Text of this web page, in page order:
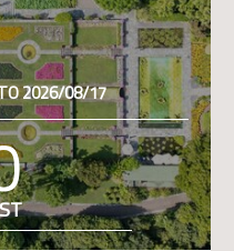
2026/08/17